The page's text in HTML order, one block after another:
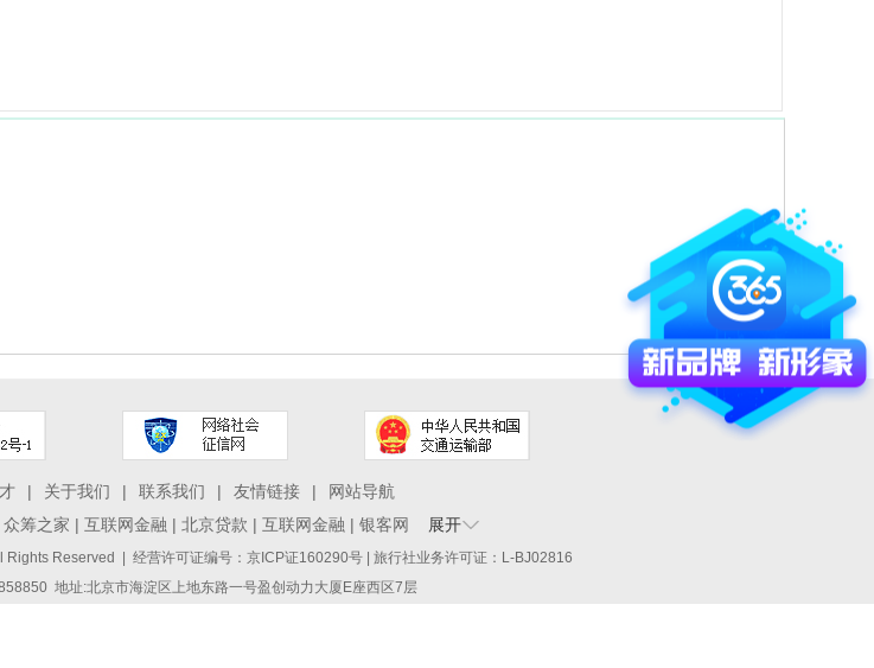
| 关于我们 | 联系我们 | 友情链接 |
网站导航
众筹之家 | 互联网金融 | 北京贷款 | 互联网金融 | 银客网 展开
Reserved | 经营许可证编号：京ICP证160290号 | 旅行社业务许可证：L-BJ02816
地址:北京市海淀区上地东路一号盈创动力大厦E座西区7层